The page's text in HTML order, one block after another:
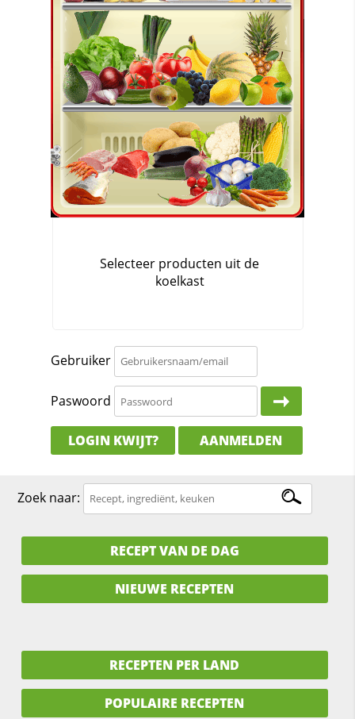
Gebruiker
Paswoord
LOGIN KWIJT? AANMELDEN
Zoek naar:
RECEPT VAN DE DAG
NIEUWE RECEPTEN
RECEPTEN PER LAND
POPULAIRE RECEPTEN